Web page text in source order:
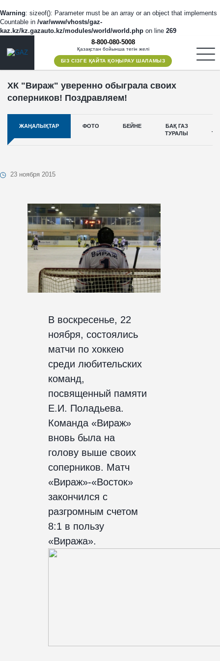
Warning: sizeof(): Parameter must be an array or an object that implements
Countable in /var/www/vhosts/gaz-
kaz.kz/kz.gazauto.kz/modules/world/world.php on line 269
БІЗ СІЗГЕ ҚАЙТА ҚОҢЫРАУ ШАЛАМЫЗ
8-800-080-5008
Қазақстан бойынша тегін желі
ХК "Вираж" уверенно обыграла своих
соперников! Поздравляем!
ЖАҢАЛЫҚТАР ФОТО БЕЙНЕ
БАҚ ГАЗ
ТУРАЛЫ
23 ноября 2015
В воскресенье, 22
ноября, состоялись
матчи по хоккею
среди любительских
команд,
посвященный памяти
Е.И. Поладьева.
Команда «Вираж»
вновь была на
голову выше своих
соперников. Матч
«Вираж»-«Восток»
закончился с
разгромным счетом
8:1 в пользу
«Виража».